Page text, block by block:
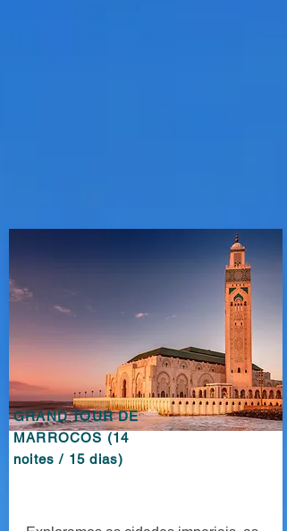
GRAND TOUR DE
MARROCOS (14
noites / 15 dias)